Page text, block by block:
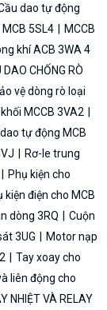
dao tự động
5SL4
MCCB
khí ACB 3WA 4
DAO CHỐNG RÒ
vệ dòng rò loại
MCCB 3VA2
tự động MCB
Rơ-le trung
Phụ kiện cho
kiện điện cho MCB
dòng 3RQ
Cuộn
3UG
Motor nạp
Tay xoay cho
liên động cho
NHIỆT VÀ RELAY